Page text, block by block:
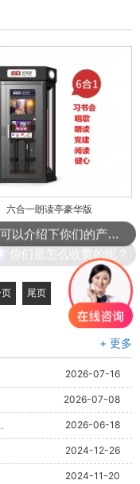
六合一朗读亭豪华版
点击详情>>
尾页
+ 更多
2026-07-16
2026-07-08
2026-06-18
2024-12-26
2024-11-20
可以介绍下你们的产品么？
你们是怎么收费的呢？